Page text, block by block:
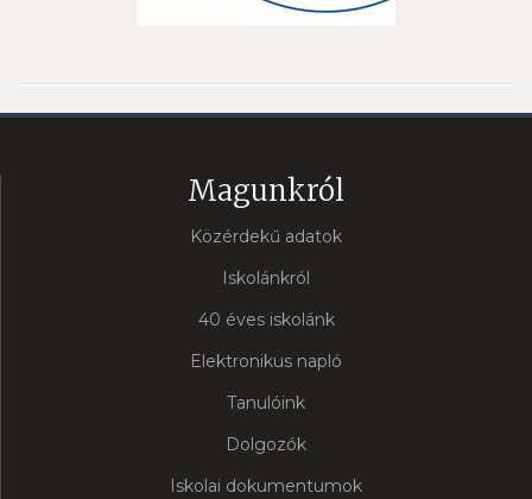
Magunkról
Közérdekű adatok
Iskolánkról
40 éves iskolánk
Elektronikus napló
Tanulóink
Dolgozók
Iskolai dokumentumok